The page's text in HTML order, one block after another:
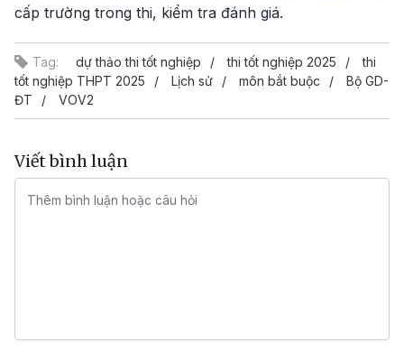
cấp trường trong thi, kiểm tra đánh giá.
Tag: dự thảo thi tốt nghiệp thi tốt nghiệp 2025
thi
tốt nghiệp THPT 2025
Lịch sử môn bắt buộc
Bộ GD-
ĐT
VOV2
Viết bình luận